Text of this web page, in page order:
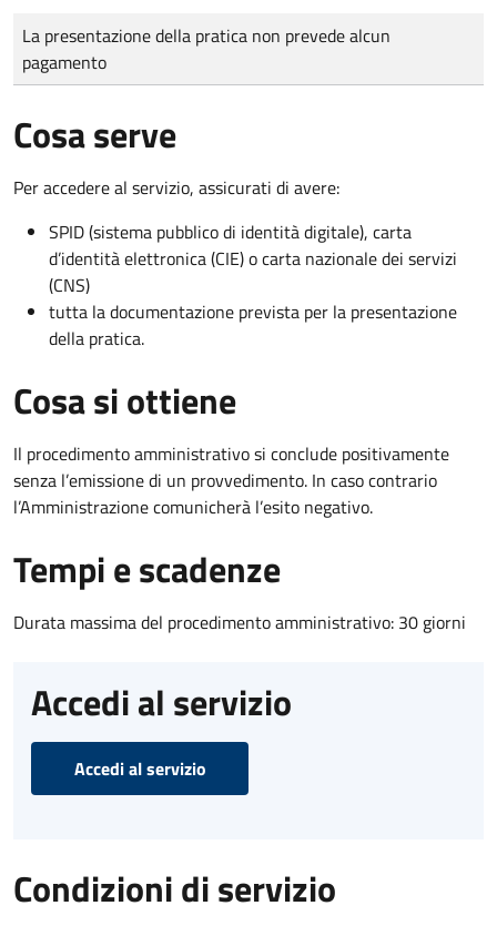
Tipo di pagamento
Importo
La presentazione della pratica non prevede alcun
pagamento
Cosa serve
Per accedere al servizio, assicurati di avere:
SPID (sistema pubblico di identità digitale), carta
d’identità elettronica (CIE) o carta nazionale dei servizi
(CNS)
tutta la documentazione prevista per la presentazione
della pratica.
Cosa si ottiene
Il procedimento amministrativo si conclude positivamente
senza l’emissione di un provvedimento. In caso contrario
l’Amministrazione comunicherà l’esito negativo.
Tempi e scadenze
Durata massima del procedimento amministrativo: 30 giorni
Accedi al servizio
Accedi al servizio
Condizioni di servizio